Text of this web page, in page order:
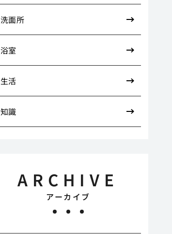
洗面所
浴室
生活
知識
ARCHIVE
アーカイブ